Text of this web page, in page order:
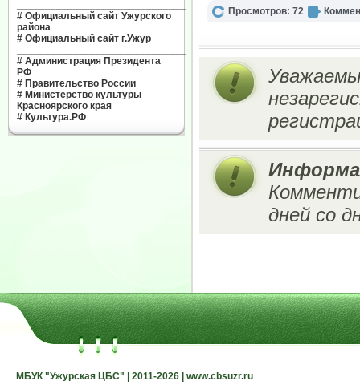
# Официальный сайт Ужурского
района
# Официальный сайт г.Ужур
# Администрация Президента
РФ
# Правительство России
# Министерство культуры
Красноярского края
# Культура.РФ
Просмотров: 72
дней со
МБУК "Ужурская ЦБС" | 2011-2026 | www.cbsuzr.ru
МБУК "Ужурская ЦБС" | 2011-2026 | www.cbsuzr.ru